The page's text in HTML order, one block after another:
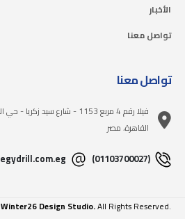
الأخبار
تواصل معنا
تواصل معنا
فيلا رقم 4 مربع 1153 - شارع سيد زكريا - حي النزهة - مساكن شيراتون
القاهرة، مصر
(01103700027)
Winter26 Design Studio.All Rights Reserved.